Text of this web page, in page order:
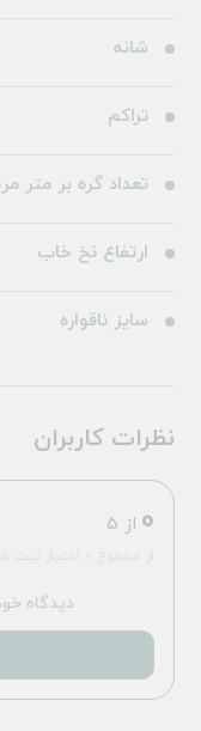
شانه
تراکم
تعداد گره بر متر
ارتفاع نخ خاب
سایز ناقواره
نظرات کاربران
0 از 5
دیدگاه